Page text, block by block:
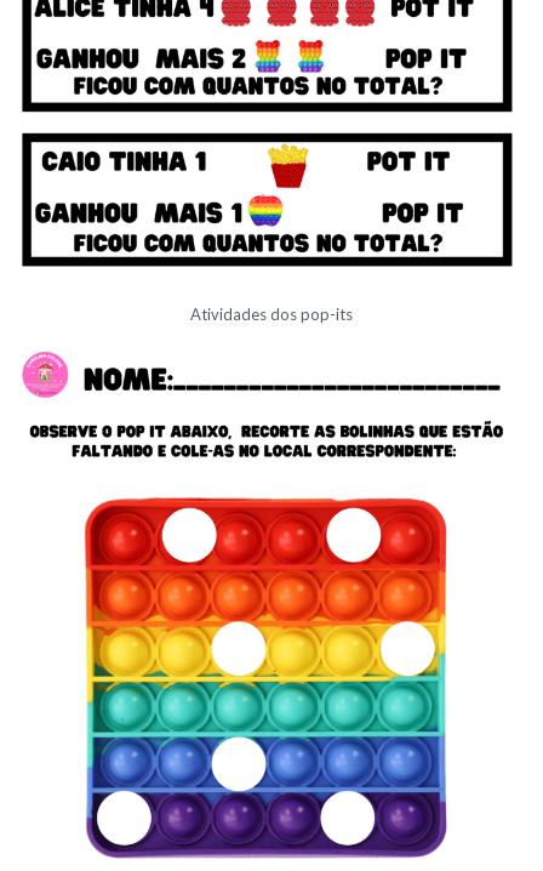
Atividades dos pop-its